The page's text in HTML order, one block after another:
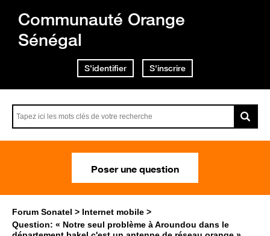
Communauté Orange
Sénégal
S'identifier S'inscrire
Poser une question
Forum Sonatel
Internet mobile
Question: « Notre seul problème à Aroundou dans le